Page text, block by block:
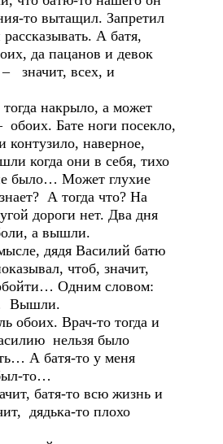
то вытащил. Запретил
А батя,
да пацанов и девок
значит, всех, и
накрыло, а может
Бате ноги посекло,
контузило, наверное,
когда они в себя, тихо
было… Может глухие
А тогда что? На
дороги нет. Два дня
а вышли.
дядя Василий батю
чтоб, значит,
Одним словом:
Вышли.
Врач-то тогда и
нельзя было
А батя-то у меня
то…
батя-то всю жизнь и
дядька-то плохо